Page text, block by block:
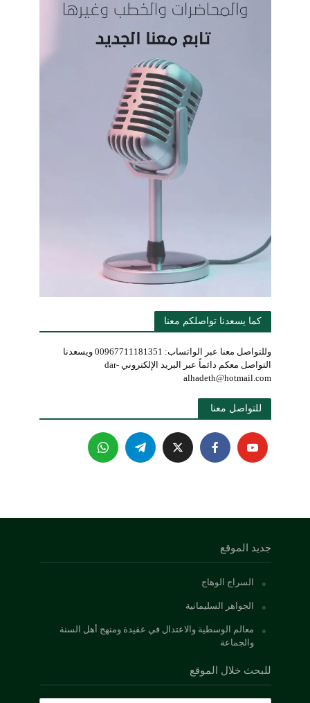
كما يسعدنا تواصلكم معنا
وللتواصل معنا عبر الواتساب: 00967711181351 ويسعدنا
التواصل معكم دائماً عبر البريد الإلكتروني dar-
alhadeth@hotmail.com
للتواصل معنا
جديد الموقع
السراج الوهاج
الجواهر السليمانية
معالم الوسطية والاعتدال في عقيدة ومنهج أهل السنة
والجماعة
للبحث خلال الموقع